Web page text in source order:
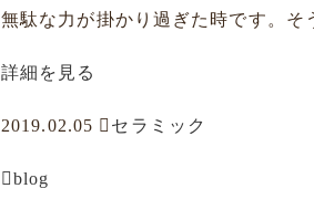
無駄な力が掛かり過ぎた時です。
詳細を見る
2019.02.05 セラミック
blog